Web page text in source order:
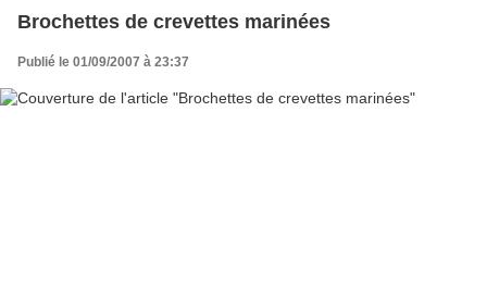
Brochettes de crevettes marinées
Publié le 01/09/2007 à 23:37